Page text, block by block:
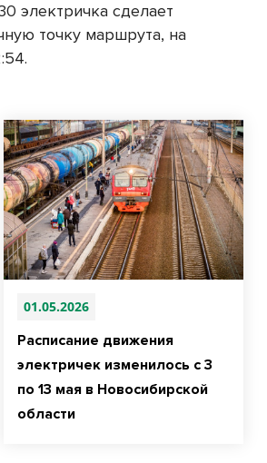
электричка сделает
точку маршрута, на
01.05.2026
Расписание движения
электричек изменилось с 3
по 13 мая в Новосибирской
области